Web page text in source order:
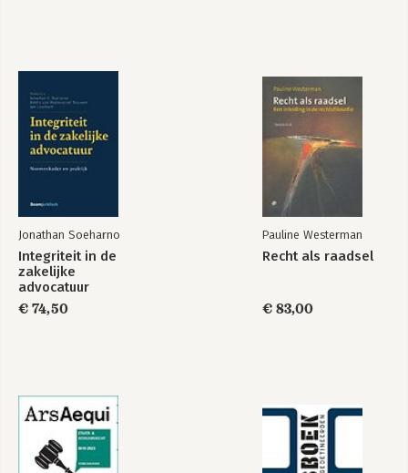
Jonathan Soeharno
Integriteit in de
zakelijke
advocatuur
€ 74,50
Pauline Westerman
Recht als raadsel
€ 83,00